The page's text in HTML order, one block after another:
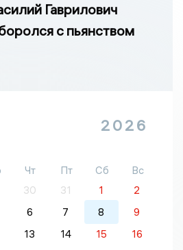
Гаврилович
с пьянством
2026
Чт Пт Сб
Вс
30 31 1
2
6 7 8
9
13 14 15
16